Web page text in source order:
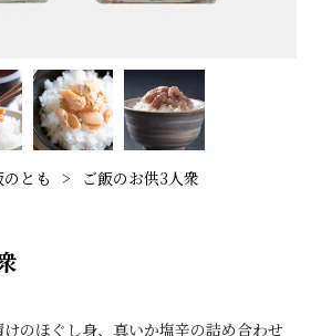
とも ご飯のお供3人衆
のほぐし身、真いか塩辛の詰め合わせ